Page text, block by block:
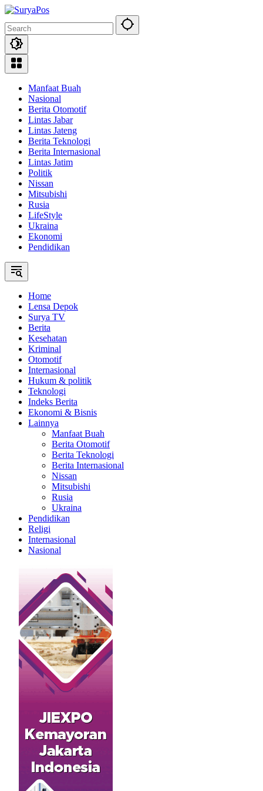
Skip
content
Manfaat Buah
Nasional
Berita Otomotif
Lintas Jabar
Lintas Jateng
Berita Teknologi
Berita Internasional
Lintas Jatim
Politik
Nissan
Mitsubishi
Rusia
LifeStyle
Ukraina
Ekonomi
Pendidikan
Home
Lensa Depok
Surya TV
Berita
Kesehatan
Kriminal
Otomotif
Internasional
Hukum & politik
Teknologi
Indeks Berita
Ekonomi & Bisnis
Lainnya
Manfaat Buah
Berita Otomotif
Berita Teknologi
Berita Internasional
Nissan
Mitsubishi
Rusia
Ukraina
Pendidikan
Religi
Internasional
Nasional